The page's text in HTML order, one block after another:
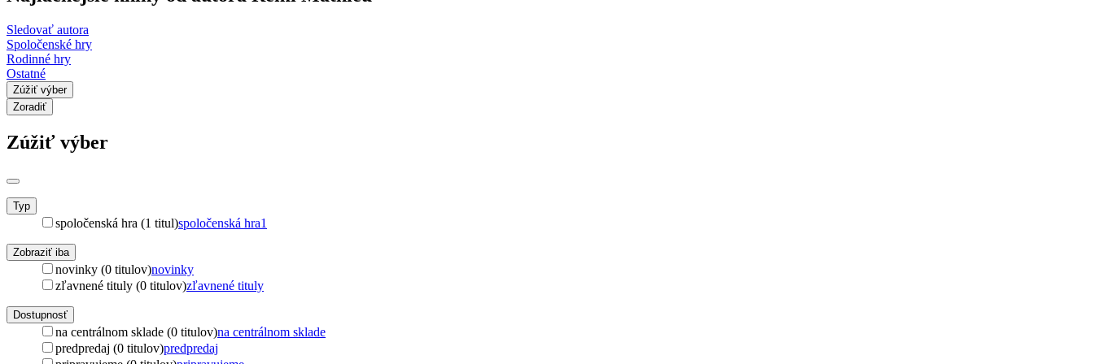
Sledovať autora
Spoločenské hry
Rodinné hry
Ostatné
Zúžiť výber
Zoradiť
Zúžiť výber
Typ
spoločenská hra (1 titul)spoločenská hra1
Zobraziť iba
novinky (0 titulov)novinky
zľavnené tituly (0 titulov)zľavnené tituly
Dostupnosť
na centrálnom sklade (0 titulov)na centrálnom sklade
predpredaj (0 titulov)predpredaj